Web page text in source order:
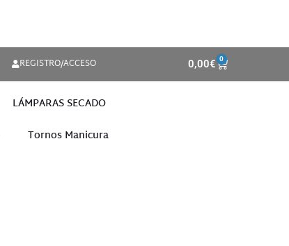
REGISTRO/ACCESO 0,00€ 0
LÁMPARAS SECADO
Tornos Manicura